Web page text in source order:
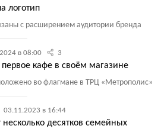
логотип
с расширением аудитории бренда
в 08:00 3
первое кафе в своём магазине
во флагмане в ТРЦ «Метрополис»
03.11.2023 в 16:44
несколько десятков семейных